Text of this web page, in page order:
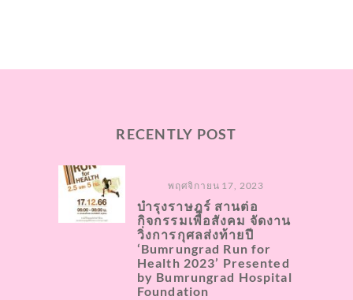
RECENTLY POST
พฤศจิกายน 17, 2023
บำรุงราษฎร์ สานต่อ
กิจกรรมเพื่อสังคม จัดงาน
วิ่งการกุศลส่งท้ายปี
‘Bumrungrad Run for
Health 2023’ Presented
by Bumrungrad Hospital
Foundation